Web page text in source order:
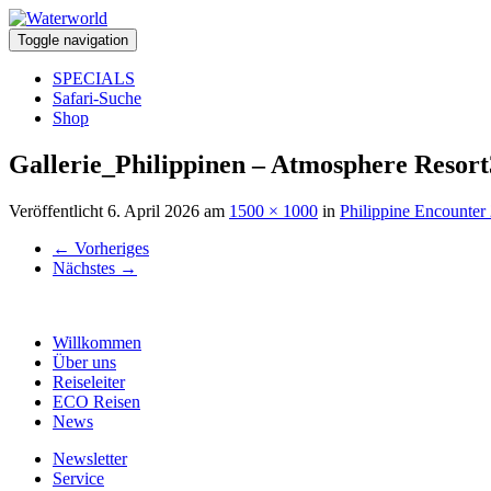
Toggle navigation
SPECIALS
Safari-Suche
Shop
Gallerie_Philippinen – Atmosphere
Veröffentlicht 6. April 2026 am 1500 × 1000 in Philippine Encounter
← Vorheriges
Nächstes →
Willkommen
Über uns
Reiseleiter
ECO Reisen
News
Newsletter
Service